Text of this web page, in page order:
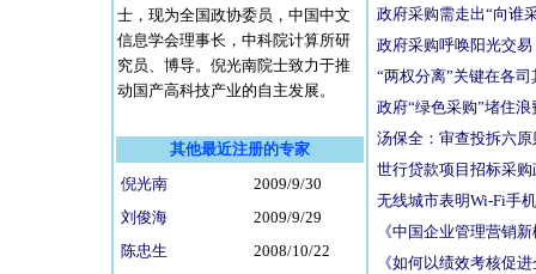
士，现为全国政协委员，中国中文
信息学会理事长，中科院计算所研
究员、博导。倪光南院士致力于推
动国产高科技产业的自主发展。
其他最近注册的专家
倪光南
2009/9/30
刘俊海
2009/9/29
陈忠生
2008/10/22
政府采购需走出“向谁
政府采购呼唤阳光交易
“两权分离”关键在各司
政府“绿色采购”堵住浪
汤保全：审查投拆六
世行贷款项目招标采
无线城市表明Wi-Fi手
《中国企业管理营销
《如何以绩效考核促